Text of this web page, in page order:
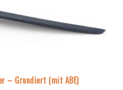
– Grundiert (mit ABE)